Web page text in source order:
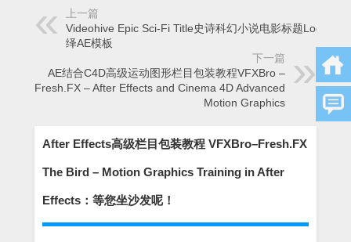
上一篇
Videohive Epic Sci-Fi Title史诗科幻小说电影标题Logo演
绎AE模板
下一篇
AE结合C4D高级运动图形栏目包装教程VFXBro –
Fresh.FX – After Effects and Cinema 4D Advanced
Motion Graphics
After Effects高级栏目包装教程 VFXBro–Fresh.FX
The Bird – Motion Graphics Training in After
Effects：等您坐沙发呢！